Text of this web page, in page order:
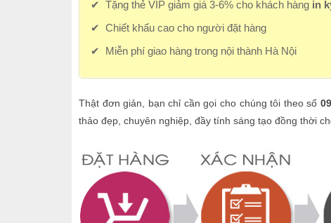
✔ Tặng thẻ VIP giảm giá 3-6% cho khách hàng in
✔ Chiết khấu cao cho người đặt hàng
✔ Miễn phí giao hàng trong nội thành Hà Nội
Thật đơn giản, bạn chỉ cần gọi cho chúng tôi theo số
thảo đẹp, chuyên nghiệp, đầy tính sáng tạo đồng thời